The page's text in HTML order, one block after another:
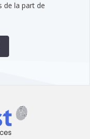
de la part de